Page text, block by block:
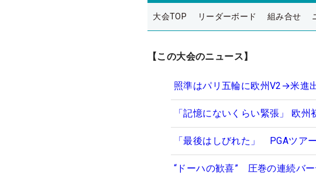
大会TOP リーダーボード 組み合せ
【この大会のニュース】
照準はパリ五輪に欧州V2→米進
「記憶にないくらい緊張」 欧
「最後はしびれた」 PGAツア
“ドーハの歓喜” 圧巻の連続バ